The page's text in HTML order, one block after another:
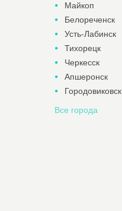
Майкоп
Белореченск
Усть-Лабинск
Тихорецк
Черкесск
Апшеронск
Городовиковск
Все города